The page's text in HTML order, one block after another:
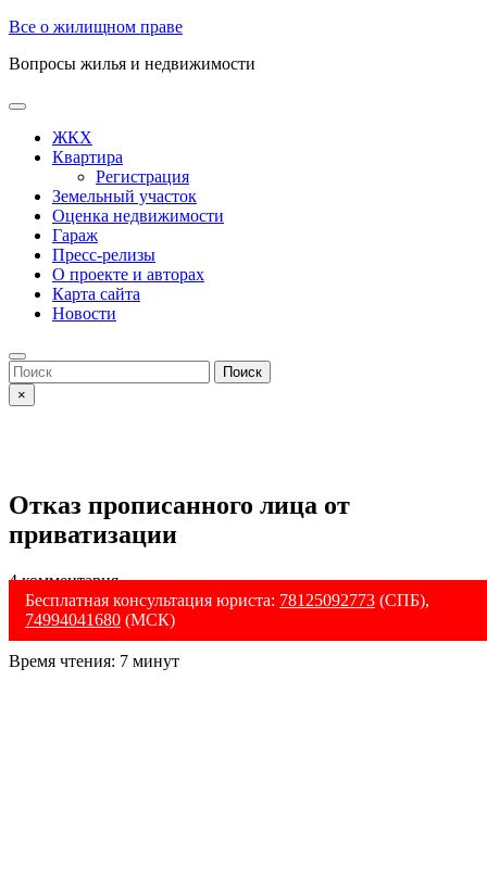
Skip
content
Все о жилищном праве
Вопросы жилья и недвижимости
Open
ButtonЖКХ
Квартира
Регистрация
Земельный участок
Оценка недвижимости
Гараж
Пресс-релизы
О проекте и авторах
Карта сайта
Новости
Close
Button
Search
for:
×
Отказ прописанного лица от
приватизации
4 комментария
Бесплатная консультация юриста: 78125092773 (СПБ),
74994041680 (МСК)
Время чтения: 7 минут